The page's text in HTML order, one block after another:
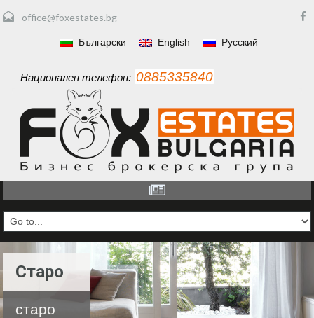
office@foxestates.bg
Български English Русский
Национален телефон: 0885335840
Старо
старо